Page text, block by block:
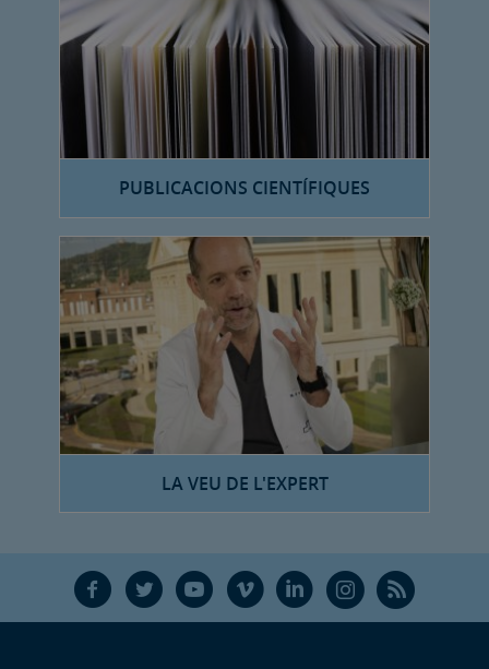
PUBLICACIONS CIENTÍFIQUES
LA VEU DE L'EXPERT
F T Y V L Ñ R